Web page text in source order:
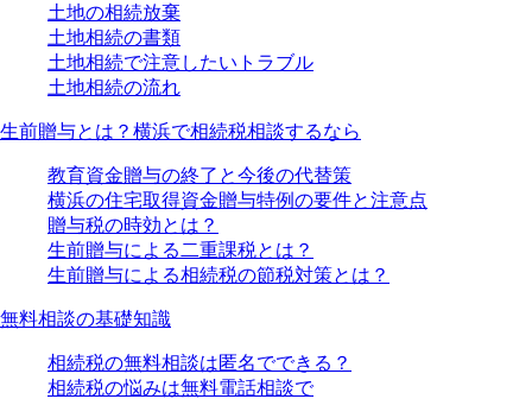
土地の相続放棄
土地相続の書類
土地相続で注意したいトラブル
土地相続の流れ
生前贈与とは？横浜で相続税相談するなら
教育資金贈与の終了と今後の代替策
横浜の住宅取得資金贈与特例の要件と注意点
贈与税の時効とは？
生前贈与による二重課税とは？
生前贈与による相続税の節税対策とは？
無料相談の基礎知識
相続税の無料相談は匿名でできる？
相続税の悩みは無料電話相談で